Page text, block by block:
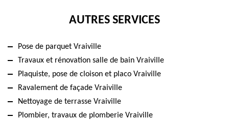
AUTRES SERVICES
Pose de parquet Vraiville
Travaux et rénovation salle de bain Vraiville
Plaquiste, pose de cloison et placo Vraiville
Ravalement de façade Vraiville
Nettoyage de terrasse Vraiville
Plombier, travaux de plomberie Vraiville